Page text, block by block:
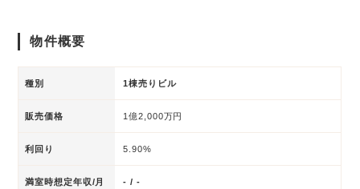
物件概要
種別 1棟売りビル
販売価格 1億2,000万円
利回り 5.90%
満室時想定年収/月
- / -